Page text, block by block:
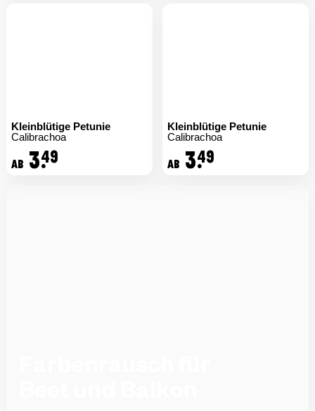
Kleinblütige Petunie
Calibrachoa
ab 3.49
Kleinblütige Petunie
Calibrachoa
ab 3.49